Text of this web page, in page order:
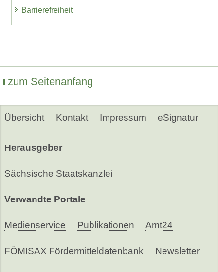
Barrierefreiheit
zum Seitenanfang
Übersicht Kontakt Impressum eSignatur
Herausgeber
Sächsische Staatskanzlei
Verwandte Portale
Medienservice Publikationen Amt24
FÖMISAX Fördermitteldatenbank Newsletter